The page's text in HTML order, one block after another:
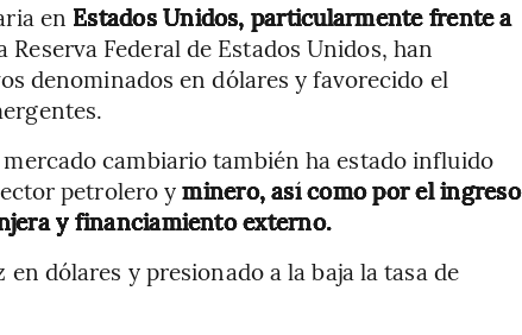
en Estados Unidos, particularmente frente a
Reserva Federal de Estados Unidos, han
denominados en dólares y favorecido el
cambiario también ha estado influido
petrolero yminero, así como por el ingreso
y financiamiento externo.
dólares y presionado a la baja la tasa de